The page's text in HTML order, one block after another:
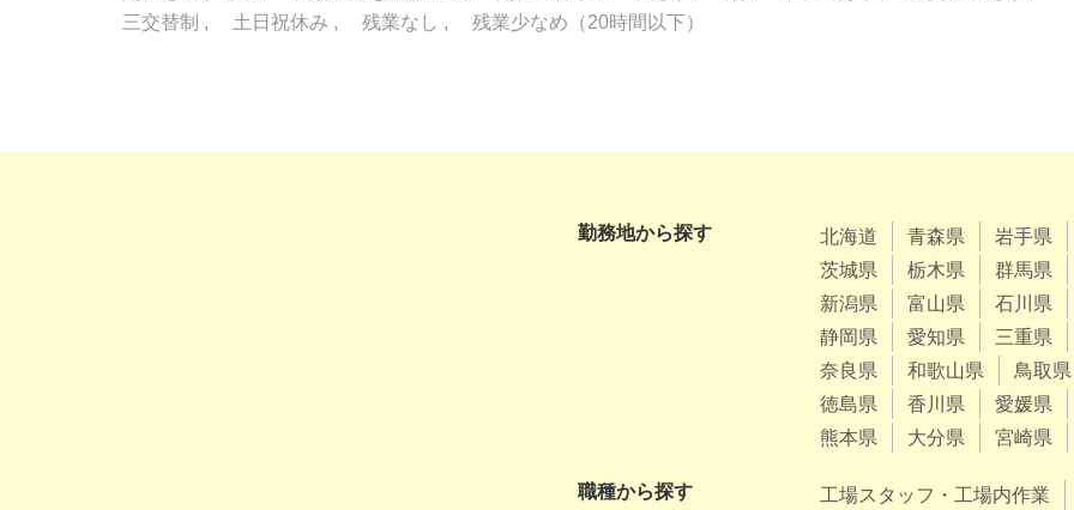
三交替制
土日祝休み 残業なし 残業少なめ（20時間以下）
勤務地から探す 北海道 青森県
岩手県
茨城県
栃木県
群馬県
新潟県
富山県
石川県
静岡県
愛知県
三重県
奈良県
和歌山県
鳥取県
徳島県
香川県
愛媛県
熊本県
大分県 宮崎県
職種から探す 工場スタッフ・工場内作業